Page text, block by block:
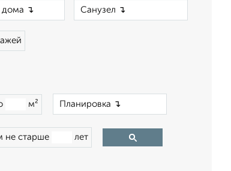
м²
не старше лет